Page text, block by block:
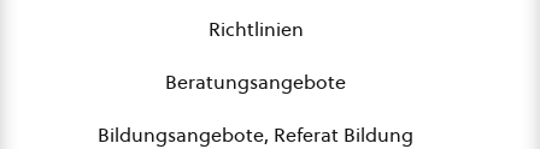
Richtlinien
Beratungsangebote
Bildungsangebote, Referat Bildung